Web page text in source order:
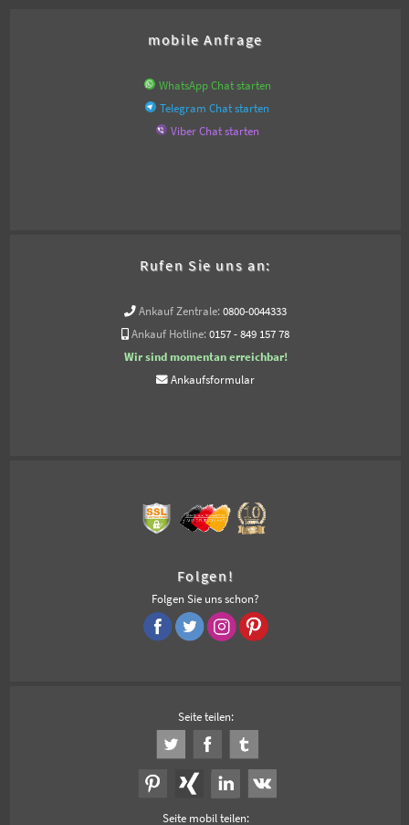
mobile Anfrage
WhatsApp Chat starten
Telegram Chat starten
Viber Chat starten
Rufen Sie uns an:
Ankauf Zentrale: 0800-0044333
Ankauf Hotline: 0157 - 849 157 78
Wir sind momentan erreichbar!
Ankaufsformular
Folgen!
Folgen Sie uns schon?
Seite teilen:
Seite mobil teilen: